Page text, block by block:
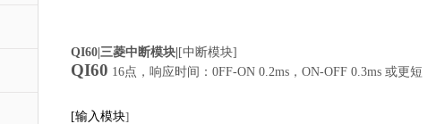
QI60|三菱中断模块| [中断模块]
QI60 16点，响应时间： 0FF-ON 0.2ms ， ON-OFF 0.3ms 或更短
[输入模块]